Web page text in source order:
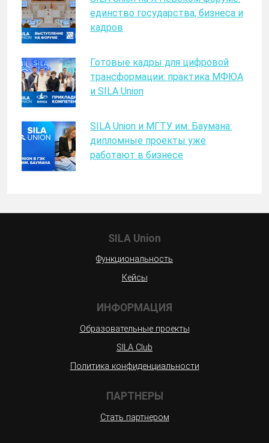
единство государства, бизнеса и
кадров
Готовые кадры для цифровой
трансформации: практика МФЮА
и SILA Union
SILA Union и МГТУ им. Баумана:
дипломные проекты уже
работают в бизнесе
SILA Union
Функциональность
Кейсы
ИНФОРМАЦИЯ
Образовательные проекты
SILA Club
Политика конфиденциальности
ПАРТНЕРЫ
Стать партнером